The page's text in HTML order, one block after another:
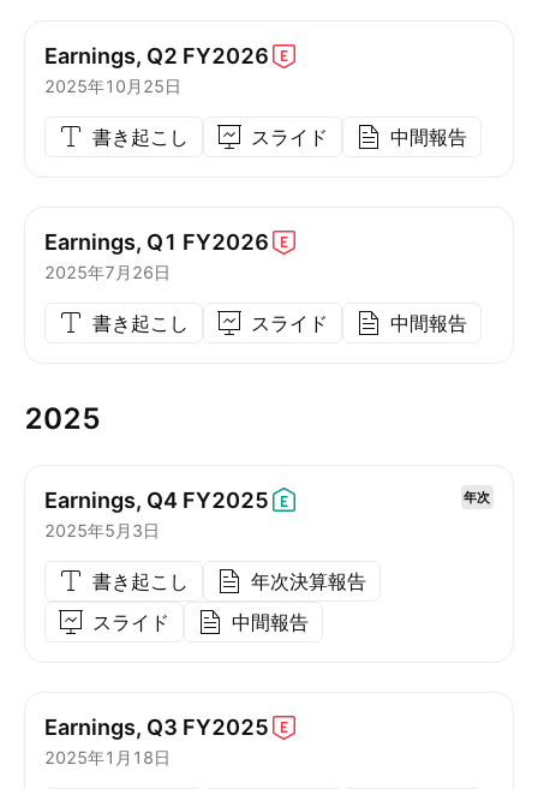
Earnings, Q2 FY2026
2025年10月25日
書き起こし スライド 中間報告
Earnings, Q1 FY2026
2025年7月26日
書き起こし スライド 中間報告
2025
Earnings, Q4 FY2025 年次
2025年5月3日
書き起こし
年次決算報告
スライド
中間報告
Earnings, Q3 FY2025
2025年1月18日